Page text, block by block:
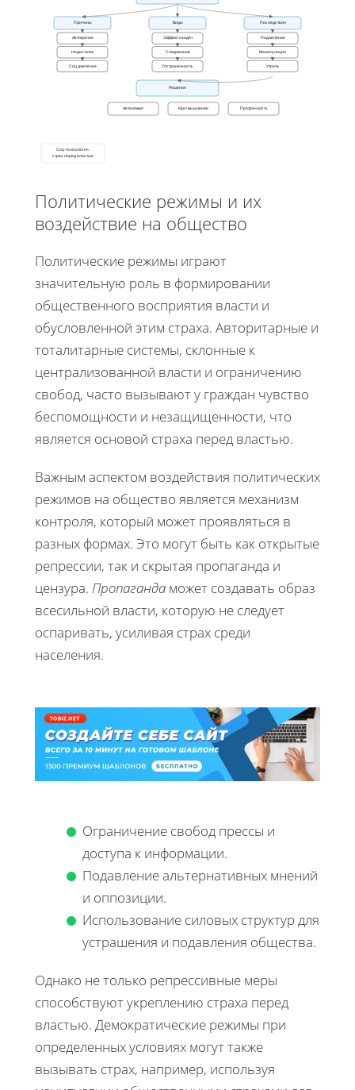
Причины
Автократия
Недостаток
Соц давление
Виды
Эффект свидет
Следование
Отстраненность
Последствия
Подавление
Манипуляции
Утрата
Решения
Автономия Крит мышление Прозрачность
Соц-психологич.
страх перед властью
Политические режимы и их
воздействие на общество
Политические режимы играют
значительную роль в формировании
общественного восприятия власти и
обусловленной этим страха. Авторитарные и
тоталитарные системы, склонные к
централизованной власти и ограничению
свобод, часто вызывают у граждан чувство
беспомощности и незащищенности, что
является основой страха перед властью.
Важным аспектом воздействия политических
режимов на общество является механизм
контроля, который может проявляться в
разных формах. Это могут быть как открытые
репрессии, так и скрытая пропаганда и
цензура. Пропаганда может создавать образ
всесильной власти, которую не следует
оспаривать, усиливая страх среди
населения.
Ограничение свобод прессы и
доступа к информации.
Подавление альтернативных мнений
и оппозиции.
Использование силовых структур для
устрашения и подавления общества.
Однако не только репрессивные меры
способствуют укреплению страха перед
властью. Демократические режимы при
определенных условиях могут также
вызывать страх, например, используя